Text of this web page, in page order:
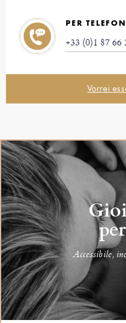
PER
+33 (0)1 87 66
Vorrei
Accessibile,